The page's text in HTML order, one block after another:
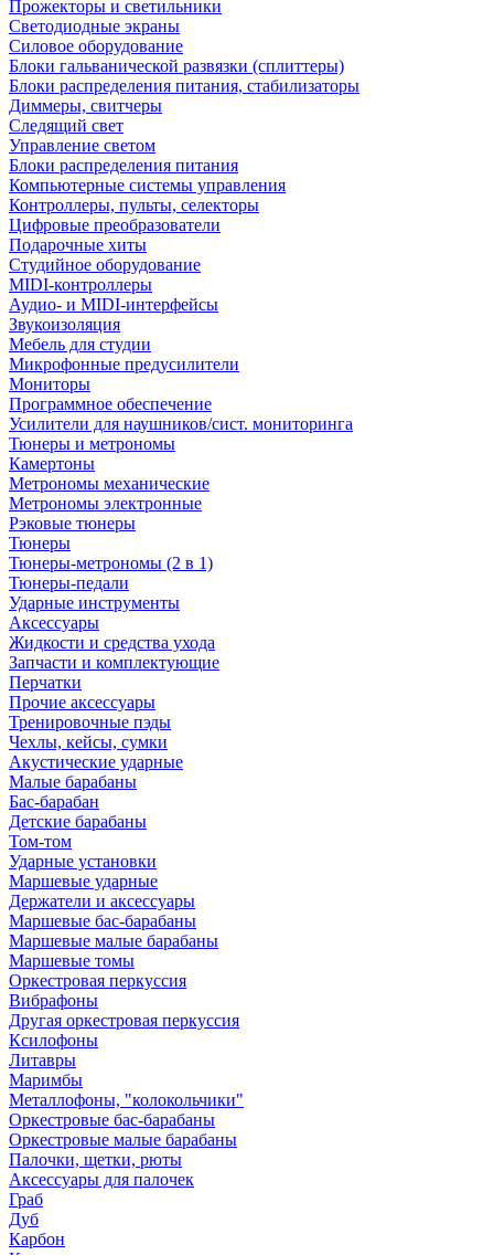
Прожекторы и светильники
Светодиодные экраны
Силовое оборудование
Блоки гальванической развязки (сплиттеры)
Блоки распределения питания, стабилизаторы
Диммеры, свитчеры
Следящий свет
Управление светом
Блоки распределения питания
Компьютерные системы управления
Контроллеры, пульты, селекторы
Цифровые преобразователи
Подарочные хиты
Студийное оборудование
MIDI-контроллеры
Аудио- и MIDI-интерфейсы
Звукоизоляция
Мебель для студии
Микрофонные предусилители
Мониторы
Программное обеспечение
Усилители для наушников/сист. мониторинга
Тюнеры и метрономы
Камертоны
Метрономы механические
Метрономы электронные
Рэковые тюнеры
Тюнеры
Тюнеры-метрономы (2 в 1)
Тюнеры-педали
Ударные инструменты
Аксессуары
Жидкости и средства ухода
Запчасти и комплектующие
Перчатки
Прочие аксессуары
Тренировочные пэды
Чехлы, кейсы, сумки
Акустические ударные
Mалые барабаны
Бас-барабан
Детские барабаны
Том-том
Ударные установки
Маршевые ударные
Держатели и аксессуары
Маршевые бас-барабаны
Маршевые малые барабаны
Маршевые томы
Оркестровая перкуссия
Вибрафоны
Другая оркестровая перкуссия
Ксилофоны
Литавры
Маримбы
Металлофоны, "колокольчики"
Оркестровые бас-барабаны
Оркестровые малые барабаны
Палочки, щетки, рюты
Аксессуары для палочек
Граб
Дуб
Карбон